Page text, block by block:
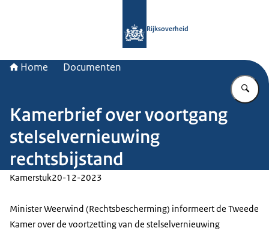
Rijksoverheid
Home Documenten
Kamerbrief over voortgang
stelselvernieuwing
rechtsbijstand
Kamerstuk20-12-2023
Minister Weerwind (Rechtsbescherming) informeert de Tweede
Kamer over de voortzetting van de stelselvernieuwing